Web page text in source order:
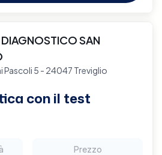
SAN
Pascoli 5 - 24047 Treviglio
con il test
Prezzo